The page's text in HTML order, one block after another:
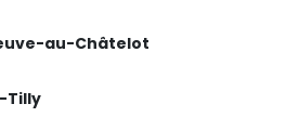
au-Châtelot
Tilly